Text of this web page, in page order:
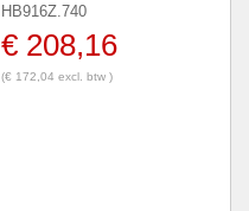
HB916Z.740
€ 208,16
(€ 172,04 excl. btw )